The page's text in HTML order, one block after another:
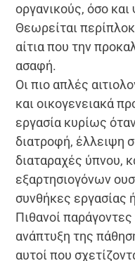
οργανικούς, όσο
Θεωρείται
αίτια που την
ασαφή.
Οι πιο απλές
και οικογενειακά
εργασία κυρίως
διατροφή, έλλειψη
διαταραχές ύπνου,
εξαρτησιογόνων
συνθήκες εργασίας
Πιθανοί
ανάπτυξη της
αυτοί που